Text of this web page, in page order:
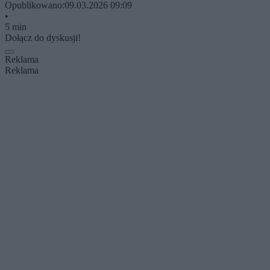
Opublikowano:09.03.2026 09:09
•
5 min
Dołącz do dyskusji!
Reklama
Reklama